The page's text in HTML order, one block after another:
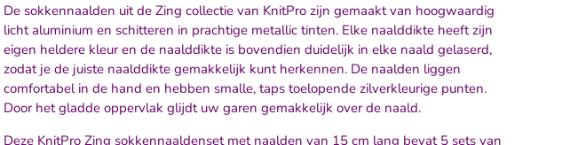
De sokkennaalden uit de Zing collectie van KnitPro zijn gemaakt van hoogwaardig
licht aluminium en schitteren in prachtige metallic tinten. Elke naalddikte heeft zijn
eigen heldere kleur en de naalddikte is bovendien duidelijk in elke naald gelaserd,
zodat je de juiste naalddikte gemakkelijk kunt herkennen. De naalden liggen
comfortabel in de hand en hebben smalle, taps toelopende zilverkleurige punten.
Door het gladde oppervlak glijdt uw garen gemakkelijk over de naald.
Deze KnitPro Zing sokkennaaldenset met naalden van 15 cm lang bevat 5 sets van